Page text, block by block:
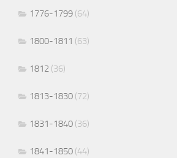
1776-1799 (64)
1800-1811 (63)
1812 (36)
1813-1830 (72)
1831-1840 (36)
1841-1850 (44)